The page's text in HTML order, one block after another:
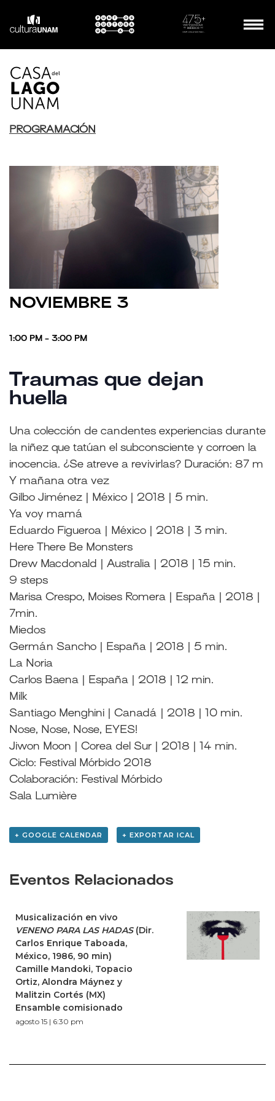
PROGRAMACIÓN
NOVIEMBRE 3
1:00 PM - 3:00 PM
Traumas que dejan
huella
Una colección de candentes experiencias durante
la niñez que tatúan el subconsciente y corroen la
inocencia. ¿Se atreve a revivirlas? Duración: 87 m
Y mañana otra vez
Gilbo Jiménez | México | 2018 | 5 min.
Ya voy mamá
Eduardo Figueroa | México | 2018 | 3 min.
Here There Be Monsters
Drew Macdonald | Australia | 2018 | 15 min.
9 steps
Marisa Crespo, Moises Romera | España | 2018 |
7min.
Miedos
Germán Sancho | España | 2018 | 5 min.
La Noria
Carlos Baena | España | 2018 | 12 min.
Milk
Santiago Menghini | Canadá | 2018 | 10 min.
Nose, Nose, Nose, EYES!
Jiwon Moon | Corea del Sur | 2018 | 14 min.
Ciclo: Festival Mórbido 2018
Colaboración: Festival Mórbido
Sala Lumière
+ GOOGLE CALENDAR + EXPORTAR ICAL
Eventos Relacionados
Musicalización en vivo
VENENO PARA LAS HADAS(Dir.
Carlos Enrique Taboada,
México, 1986, 90 min)
Camille Mandoki, Topacio
Ortiz, Alondra Máynez y
Malitzin Cortés (MX)
Ensamble comisionado
agosto 15 | 6:30 pm